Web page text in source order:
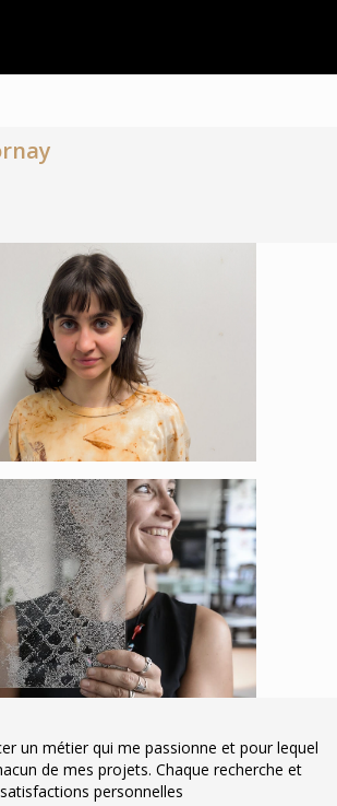
un métier qui me passionne et pour lequel
de mes projets. Chaque recherche et
personnelles